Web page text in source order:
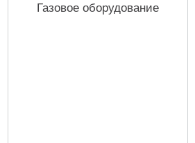
Газовое оборудование